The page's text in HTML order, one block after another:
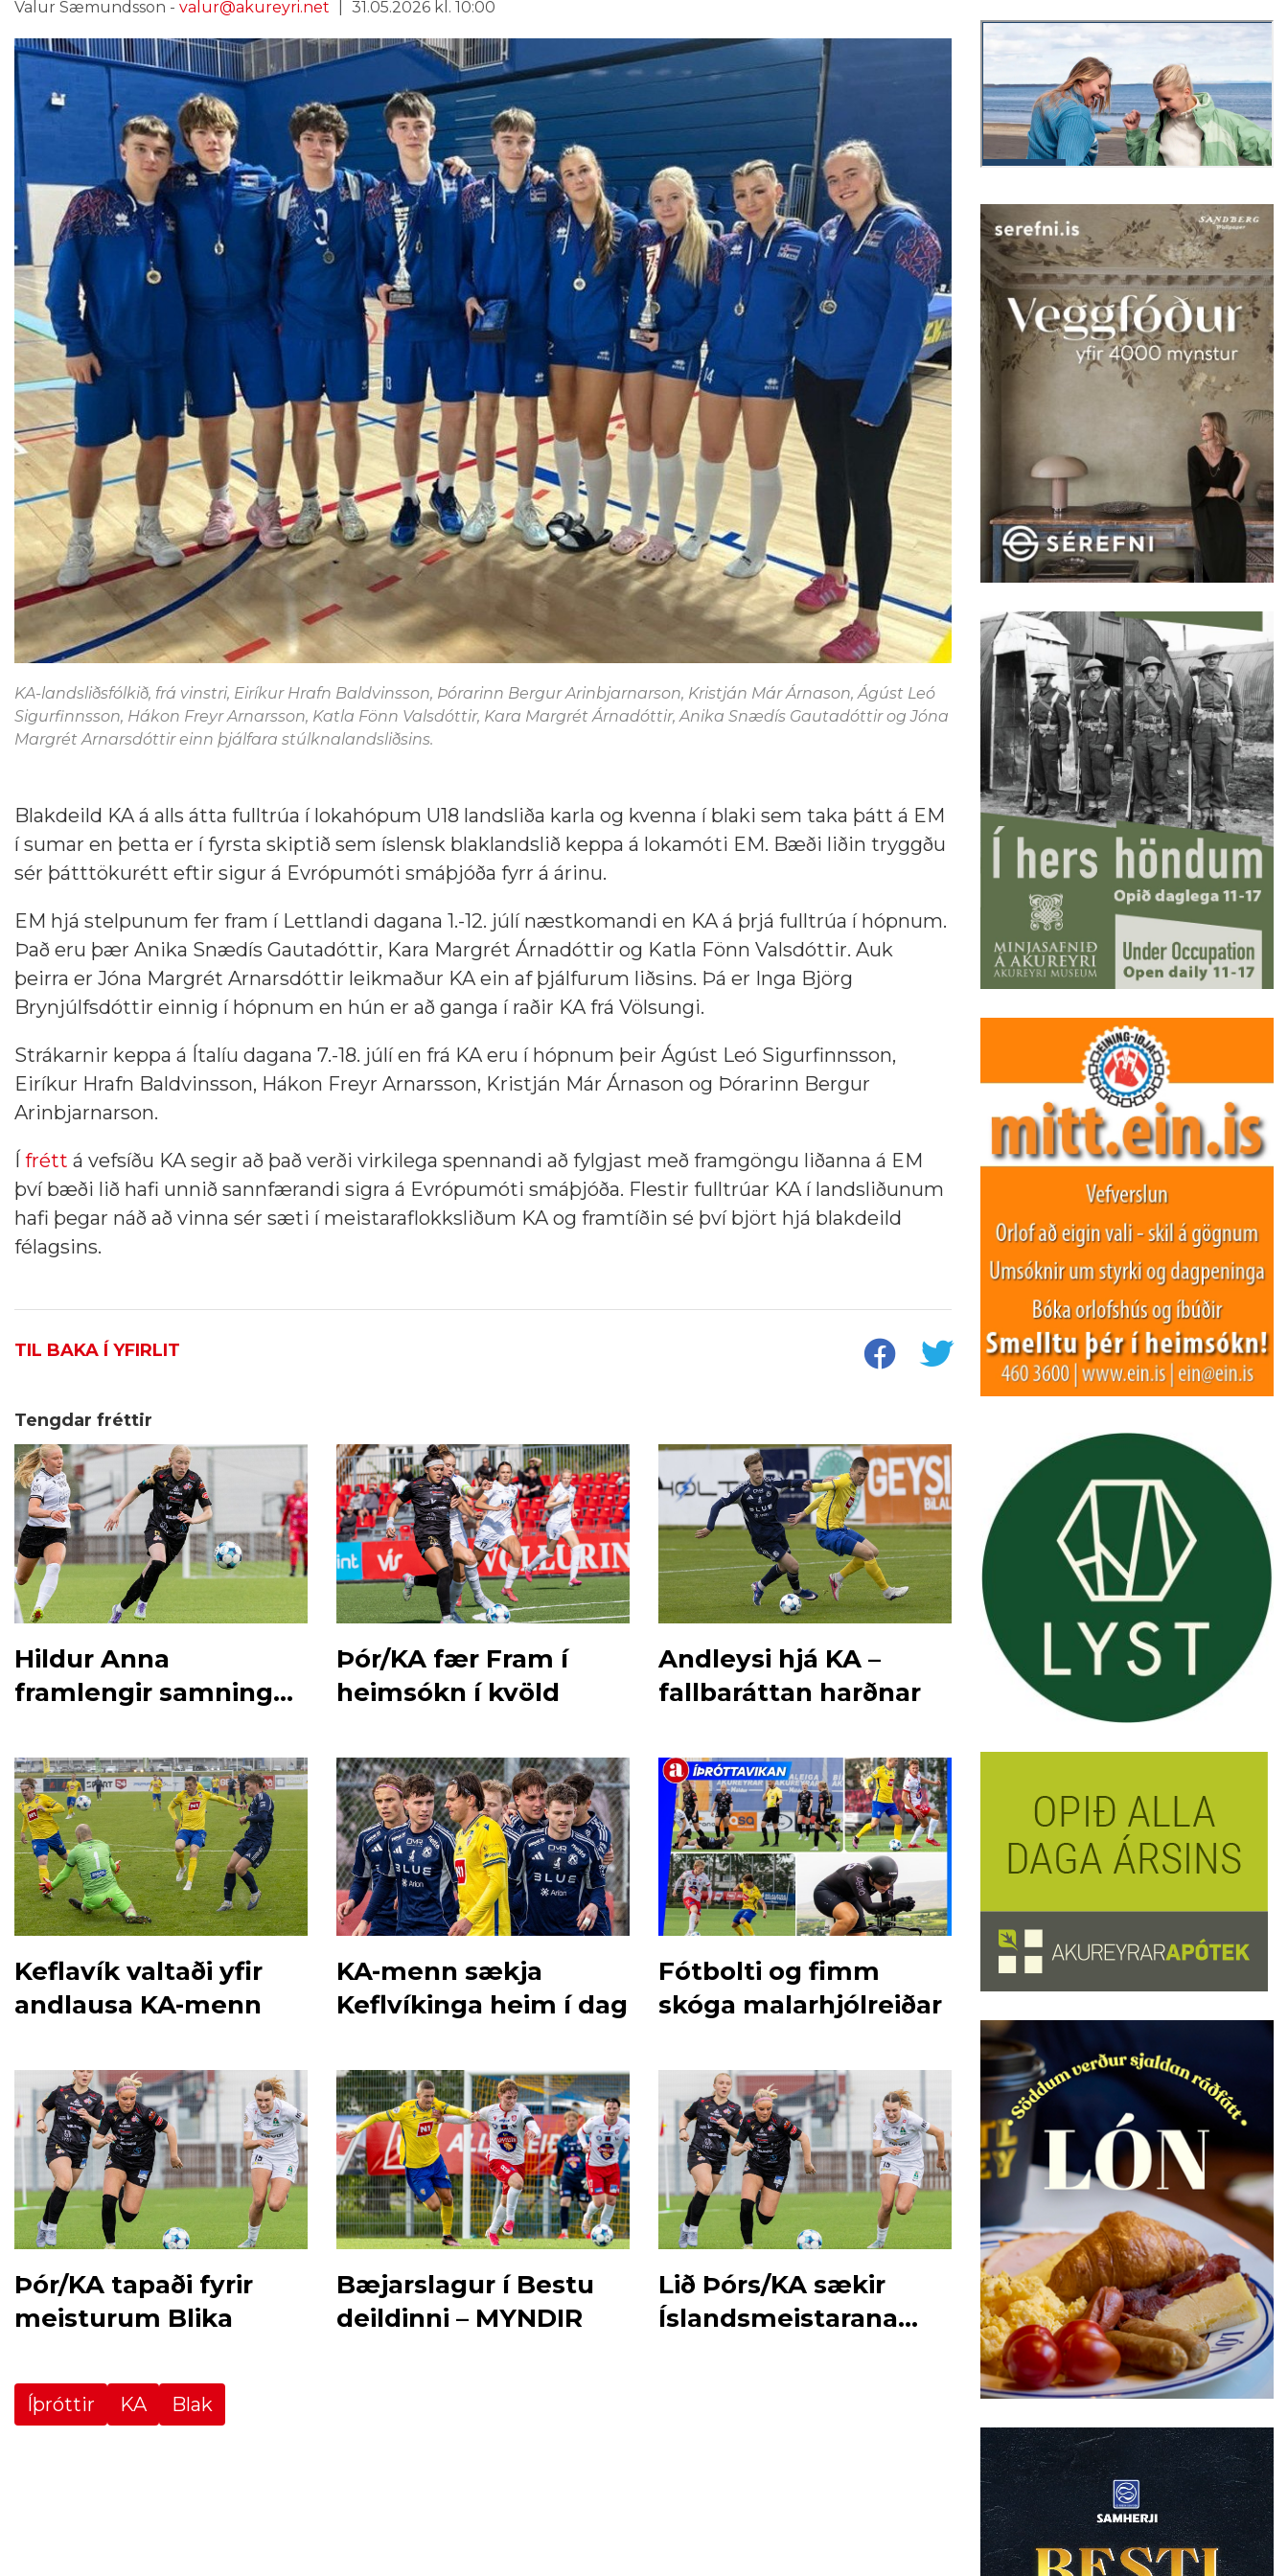
Valur Sæmundsson - valur@akureyri.net 31.05.2026 kl. 10:00
KA-landsliðsfólkið, frá vinstri, Eiríkur Hrafn Baldvinsson, Þórarinn Bergur Arinbjarnarson, Kristján Már Árnason, Ágúst Leó
Sigurfinnsson, Hákon Freyr Arnarsson, Katla Fönn Valsdóttir, Kara Margrét Árnadóttir, Anika Snædís Gautadóttir og Jóna
Margrét Arnarsdóttir einn þjálfara stúlknalandsliðsins.
Blakdeild KA á alls átta fulltrúa í lokahópum U18 landsliða karla og kvenna í blaki sem taka þátt á EM
í sumar en þetta er í fyrsta skiptið sem íslensk blaklandslið keppa á lokamóti EM. Bæði liðin tryggðu
sér þátttökurétt eftir sigur á Evrópumóti smáþjóða fyrr á árinu.
EM hjá stelpunum fer fram í Lettlandi dagana 1.-12. júlí næstkomandi en KA á þrjá fulltrúa í hópnum.
Það eru þær Anika Snædís Gautadóttir, Kara Margrét Árnadóttir og Katla Fönn Valsdóttir. Auk
þeirra er Jóna Margrét Arnarsdóttir leikmaður KA ein af þjálfurum liðsins. Þá er Inga Björg
Brynjúlfsdóttir einnig í hópnum en hún er að ganga í raðir KA frá Völsungi.
Strákarnir keppa á Ítalíu dagana 7.-18. júlí en frá KA eru í hópnum þeir Ágúst Leó Sigurfinnsson,
Eiríkur Hrafn Baldvinsson, Hákon Freyr Arnarsson, Kristján Már Árnason og Þórarinn Bergur
Arinbjarnarson.
Í frétt á vefsíðu KA segir að það verði virkilega spennandi að fylgjast með framgöngu liðanna á EM
því bæði lið hafi unnið sannfærandi sigra á Evrópumóti smáþjóða. Flestir fulltrúar KA í landsliðunum
hafi þegar náð að vinna sér sæti í meistaraflokksliðum KA og framtíðin sé því björt hjá blakdeild
félagsins.
TIL BAKA Í YFIRLIT
Tengdar fréttir
Hildur Anna
framlengir samning
Þór/KA fær Fram í
heimsókn í kvöld
Andleysi hjá KA –
fallbaráttan harðnar
Keflavík valtaði yfir
andlausa KA-menn
KA-menn sækja
Keflvíkinga heim í dag
Fótbolti og fimm
skóga malarhjólreiðar
Þór/KA tapaði fyrir
meisturum Blika
Bæjarslagur í Bestu
deildinni – MYNDIR
Lið Þórs/KA sækir
Íslandsmeistarana
Íþróttir KA Blak